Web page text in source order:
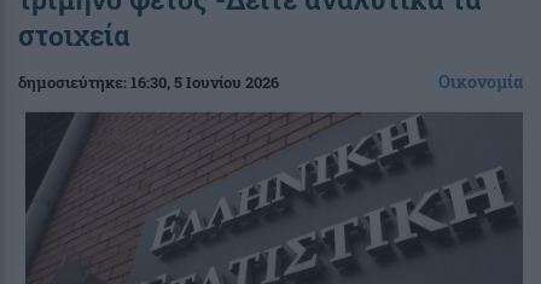
στοιχεία
δημοσιεύτηκε:16:30, 5 Ιουνίου 2026 Οικονομία